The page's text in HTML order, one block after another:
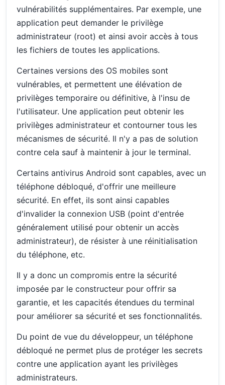
vulnérabilités supplémentaires. Par exemple, une
application peut demander le privilège
administrateur (root) et ainsi avoir accès à tous
les fichiers de toutes les applications.
Certaines versions des OS mobiles sont
vulnérables, et permettent une élévation de
privilèges temporaire ou définitive, à l'insu de
l'utilisateur. Une application peut obtenir les
privilèges administrateur et contourner tous les
mécanismes de sécurité. Il n'y a pas de solution
contre cela sauf à maintenir à jour le terminal.
Certains antivirus Android sont capables, avec un
téléphone débloqué, d'offrir une meilleure
sécurité. En effet, ils sont ainsi capables
d'invalider la connexion USB (point d'entrée
généralement utilisé pour obtenir un accès
administrateur), de résister à une réinitialisation
du téléphone, etc.
Il y a donc un compromis entre la sécurité
imposée par le constructeur pour offrir sa
garantie, et les capacités étendues du terminal
pour améliorer sa sécurité et ses fonctionnalités.
Du point de vue du développeur, un téléphone
débloqué ne permet plus de protéger les secrets
contre une application ayant les privilèges
administrateurs.